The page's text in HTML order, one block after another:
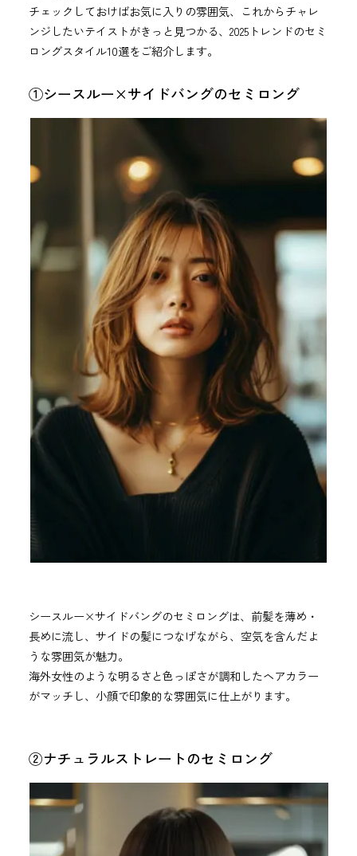
チェックしておけばお気に入りの雰囲気、これからチャレ
ンジしたいテイストがきっと見つかる、2025トレンドのセミ
ロングスタイル10選をご紹介します。
①シースルー×サイドバングのセミロング
シースルー×サイドバングのセミロングは、前髪を薄め・
長めに流し、サイドの髪につなげながら、空気を含んだよ
うな雰囲気が魅力。
海外女性のような明るさと色っぽさが調和したヘアカラー
がマッチし、小顔で印象的な雰囲気に仕上がります。
②ナチュラルストレートのセミロング